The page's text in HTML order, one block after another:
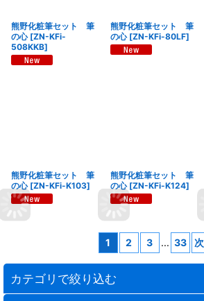
熊野化粧筆セット 筆
の心 [ZN-KFi-
508KKB]
熊野化粧筆セット 筆
の心 [ZN-KFi-80LF]
熊野化粧筆セット 筆
の心 [ZN-KFi-K103]
熊野化粧筆セット 筆
の心 [ZN-KFi-K124]
1 2 3 ... 33 次
カテゴリで絞り込む